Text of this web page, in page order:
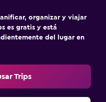
organizar y viajar
es gratis y está
del lugar en
Trips